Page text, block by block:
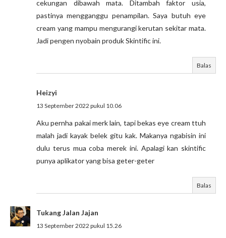
cekungan dibawah mata. Ditambah faktor usia,
pastinya mengganggu penampilan. Saya butuh eye
cream yang mampu mengurangi kerutan sekitar mata.
Jadi pengen nyobain produk Skintific ini.
Balas
Heizyi
13 September 2022 pukul 10.06
Aku pernha pakai merk lain, tapi bekas eye cream ttuh
malah jadi kayak belek gitu kak. Makanya ngabisin ini
dulu terus mua coba merek ini. Apalagi kan skintific
punya aplikator yang bisa geter-geter
Balas
Tukang Jalan Jajan
13 September 2022 pukul 15.26